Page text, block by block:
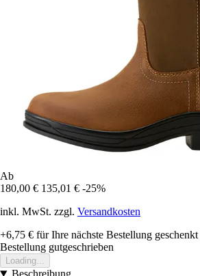
Ab
180,00 € 135,01 € -25%
inkl. MwSt. zzgl. Versandkosten
+6,75 € für Ihre nächste Bestellung geschenkt
Bestellung gutgeschrieben
Loading...
Beschreibung